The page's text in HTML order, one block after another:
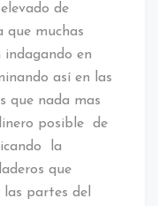
de
que muchas
indagando en
así en las
que nada mas
posible de
la
que
partes del